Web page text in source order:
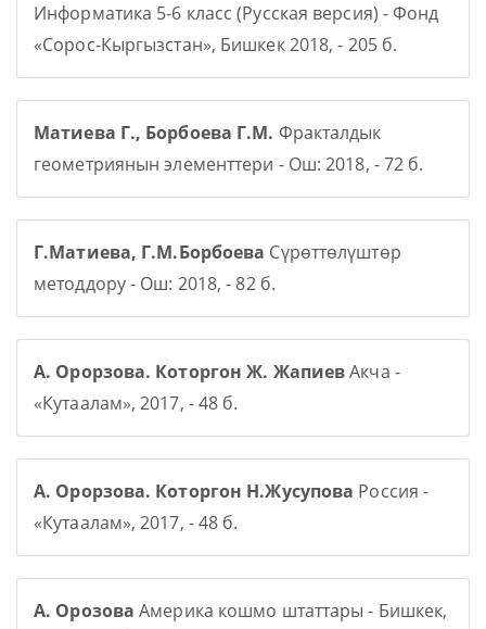
Информатика 5-6 класс (Русская версия) - Фонд
«Сорос-Кыргызстан», Бишкек 2018, - 205 б.
Матиева Г., Борбоева Г.М. Фракталдык
геометриянын элементтери - Ош: 2018, - 72 б.
Г.Матиева, Г.М.Борбоева Сүрөттөлүштөр
методдору - Ош: 2018, - 82 б.
А. Орорзова. Которгон Ж. ЖапиевАкча -
«Кутаалам», 2017, - 48 б.
А. Орорзова. Которгон Н.Жусупова Россия -
«Кутаалам», 2017, - 48 б.
А. Орозова Америка кошмо штаттары - Бишкек,